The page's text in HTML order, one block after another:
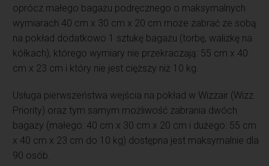
oprócz małego bagażu podręcznego o maksymalnych
wymiarach 40 cm x 30 cm x 20 cm może zabrać ze sobą
na pokład dodatkowo 1 sztukę bagażu (torbę, walizkę na
kółkach), którego wymiary nie przekraczają: 55 cm x 40
cm x 23 cm i który nie jest cięższy niż 10 kg.
Usługa pierwszeństwa wejścia na pokład w Wizzair (Wizz
Priority) oraz tym samym możliwość zabrania dwóch
bagaży (małego: 40 cm x 30 cm x 20 cm i dużego: 55 cm
x 40 cm x 23 cm do 10 kg) dostępna jest maksymalnie dla
90 osób.